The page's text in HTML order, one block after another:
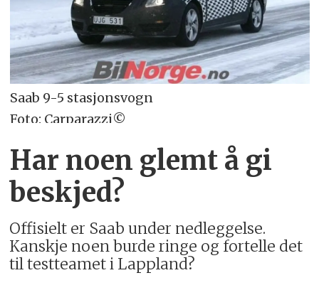
Saab 9-5 stasjonsvogn
Foto: Carparazzi©
Har noen glemt å gi
beskjed?
Offisielt er Saab under nedleggelse.
Kanskje noen burde ringe og fortelle det
til testteamet i Lappland?